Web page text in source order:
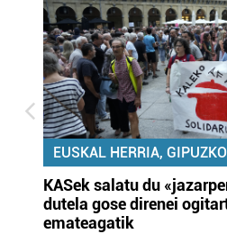
EUSKAL HERRIA,
KASek salatu du
dutela gose direnei
emateagatik